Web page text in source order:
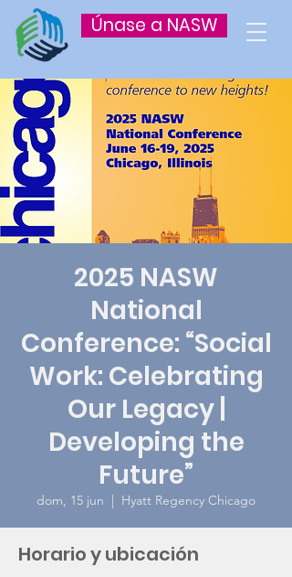
Únase a NASW
2025 NASW
National
Conference: “Social
Work: Celebrating
Our Legacy |
Developing the
Future”
dom, 15 jun
  |
Hyatt Regency Chicago
Horario y ubicación